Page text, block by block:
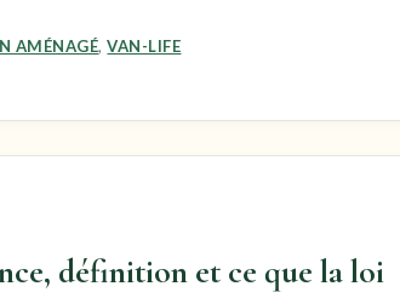
AMÉNAGÉ,VAN-LIFE
définition et ce que la loi